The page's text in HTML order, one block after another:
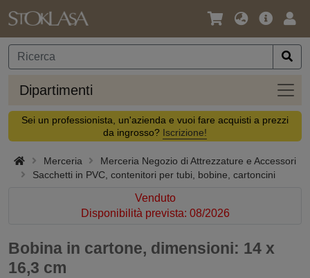
Lingua
Valuta
Offerta
Dipartimenti
Sei un professionista, un'azienda e vuoi fare acquisti a prezzi
da ingrosso? Iscrizione!
Merceria
Merceria Negozio di Attrezzature e Accessori
Sacchetti in PVC, contenitori per tubi, bobine, cartoncini
Venduto
Disponibilità prevista: 08/2026
Bobina in cartone, dimensioni: 14 x
16,3 cm